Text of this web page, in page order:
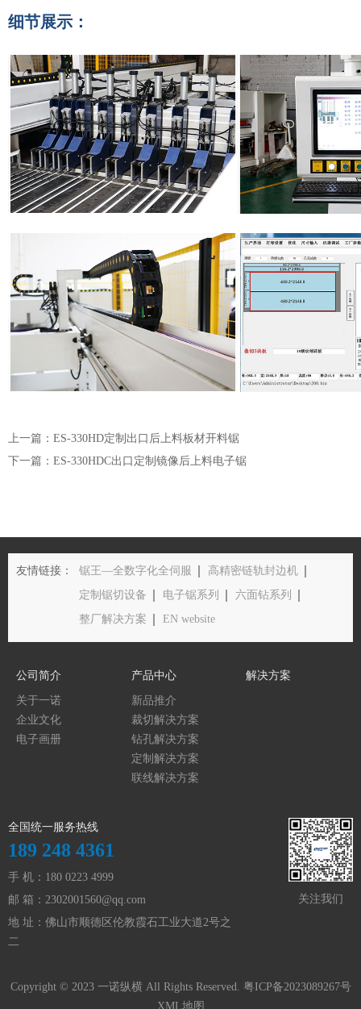
细节展示：
上一篇：ES-330HD定制出口后上料板材开料锯
下一篇：ES-330HDC出口定制镜像后上料电子锯
友情链接： 锯王—全数字化全伺服
高精密链轨封边机
定制锯切设备
电子锯系列
六面钻系列
整厂解决方案
EN website
公司简介
关于一诺
企业文化
电子画册
产品中心
新品推介
裁切解决方案
钻孔解决方案
定制解决方案
联线解决方案
解决方案
全国统一服务热线
189 248 4361
手 机：180 0223 4999
邮 箱： 2302001560@qq.com
地 址：佛山市顺德区伦教霞石工业大道2号之
二
关注我们
Copyright © 2023 一诺纵横 All Rights Reserved. 粤ICP备2023089267号
XML地图